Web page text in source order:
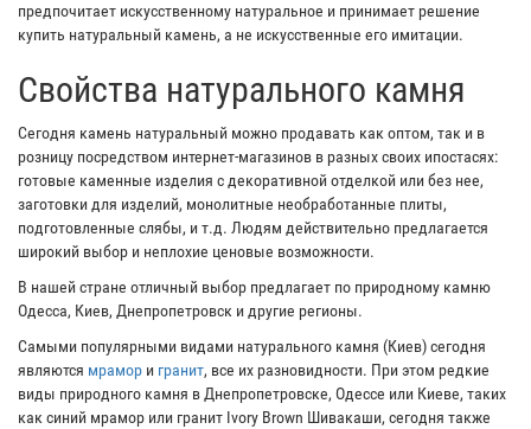
предпочитает искусственному натуральное и принимает решение
купить натуральный камень, а не искусственные его имитации.
Свойства натурального камня
Сегодня камень натуральный можно продавать как оптом, так и в
розницу посредством интернет-магазинов в разных своих ипостасях:
готовые каменные изделия с декоративной отделкой или без нее,
заготовки для изделий, монолитные необработанные плиты,
подготовленные слябы, и т.д. Людям действительно предлагается
широкий выбор и неплохие ценовые возможности.
В нашей стране отличный выбор предлагает по природному камню
Одесса, Киев, Днепропетровск и другие регионы.
Самыми популярными видами натурального камня (Киев) сегодня
являются мрамор и гранит, все их разновидности. При этом редкие
виды природного камня в Днепропетровске, Одессе или Киеве, таких
как синий мрамор или гранит Ivory Brown Шивакаши, сегодня также